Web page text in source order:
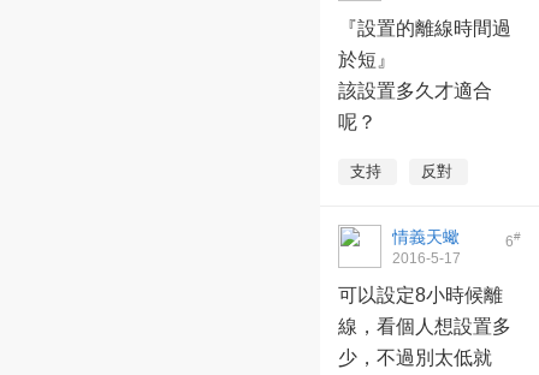
『設置的離線時間過
於短』
該設置多久才適合
呢？
支持 反對
6#
情義天蠍
2016-5-17
可以設定8小時候離
線，看個人想設置多
少，不過別太低就